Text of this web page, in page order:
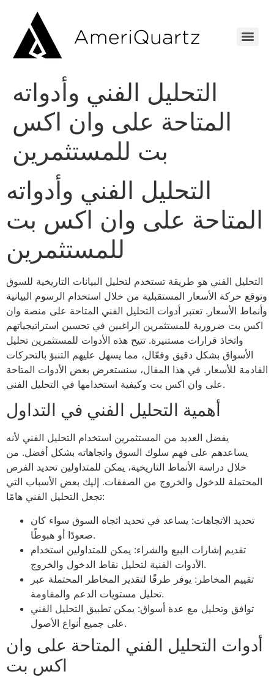
التحليل الفني وأدواته
المتاحة على وان اكس
بت للمستثمرين
التحليل الفني وأدواته
المتاحة على وان اكس بت
للمستثمرين
التحليل الفني هو طريقة تستخدم لتحليل البيانات التاريخية للسوق
وتوقع حركة الأسعار المستقبلية من خلال استخدام الرسوم البيانية
وأنماط الأسعار. تعتبر أدوات التحليل الفني المتاحة على منصة وان
اكس بت ضرورية للمستثمرين الراغبين في تحسين استراتيجياتهم
واتخاذ قرارات مستنيرة. تتيح هذه الأدوات للمستثمرين تحليل
الأسواق بشكل دقيق وفعّال، مما يسهل عليهم التنبؤ بالتحركات
القادمة للأسعار. في هذا المقال، سنستعرض بعض الأدوات المتاحة
على وان اكس بت وكيفية استخدامها في التحليل الفني.
أهمية التحليل الفني في التداول
يفضل العديد من المستثمرين استخدام التحليل الفني لأنه
يساعدهم على فهم سلوك السوق واتجاهاته بشكل أفضل. من
خلال دراسة الأنماط التاريخية، يمكن للمتداولين تحديد الفرص
المحتملة للدخول والخروج من الصفقات. إليك بعض الأسباب التي
تجعل التحليل الفني هامًا:
تحديد الاتجاهات: يساعد في تحديد اتجاه السوق سواء كان
صعودًا أو هبوطًا.
تقديم إشارات البيع والشراء: يمكن للمتداولين استخدام
الأدوات الفنية لتحليل نقاط الدخول والخروج.
تقييم المخاطر: يوفر طرقًا لتقدير المخاطر المحتملة عبر
تحليل مستويات الدعم والمقاومة.
توافق وتحليل مع عدة أسواق: يمكن تطبيق التحليل الفني
على جميع أنواع الأصول.
أدوات التحليل الفني المتاحة على وان
اكس بت